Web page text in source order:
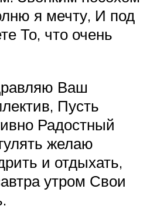
я мечту, И под
То, что очень
Ваш
Пусть
Радостный
желаю
и отдыхать,
утром Свои